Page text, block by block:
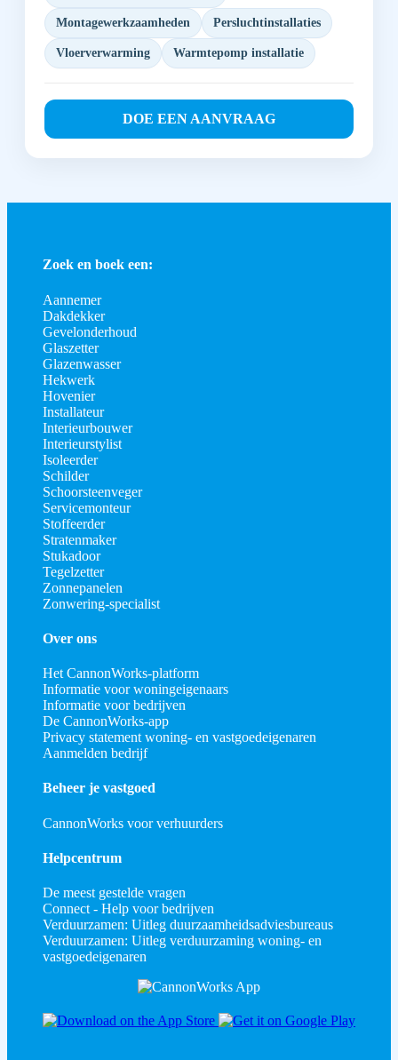
Montagewerkzaamheden Persluchtinstallaties
Vloerverwarming Warmtepomp installatie
DOE EEN AANVRAAG
Zoek en boek een:
Aannemer
Dakdekker
Gevelonderhoud
Glaszetter
Glazenwasser
Hekwerk
Hovenier
Installateur
Interieurbouwer
Interieurstylist
Isoleerder
Schilder
Schoorsteenveger
Servicemonteur
Stoffeerder
Stratenmaker
Stukadoor
Tegelzetter
Zonnepanelen
Zonwering-specialist
Over ons
Het CannonWorks-platform
Informatie voor woningeigenaars
Informatie voor bedrijven
De CannonWorks-app
Privacy statement woning- en vastgoedeigenaren
Aanmelden bedrijf
Beheer je vastgoed
CannonWorks voor verhuurders
Helpcentrum
De meest gestelde vragen
Connect - Help voor bedrijven
Verduurzamen: Uitleg duurzaamheidsadviesbureaus
Verduurzamen: Uitleg verduurzaming woning- en
vastgoedeigenaren